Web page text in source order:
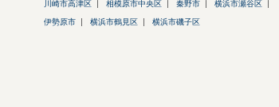
川崎市高津区 相模原市中央区 秦野市 横浜市瀬谷区
伊勢原市 横浜市鶴見区 横浜市磯子区